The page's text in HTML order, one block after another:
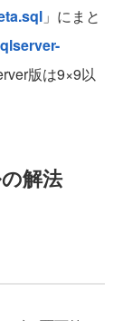
」にまと
版は9×9以
解法